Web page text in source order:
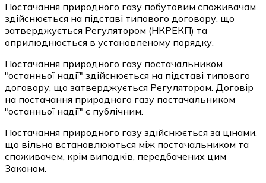
Постачання природного газу побутовим споживачам
здійснюється на підставі типового договору, що
затверджується Регулятором (НКРЕКП) та
оприлюднюється в установленому порядку.
Постачання природного газу постачальником
"останньої надії" здійснюється на підставі типового
договору, що затверджується Регулятором. Договір
на постачання природного газу постачальником
"останньої надії" є публічним.
Постачання природного газу здійснюється за цінами,
що вільно встановлюються між постачальником та
споживачем, крім випадків, передбачених цим
Законом.